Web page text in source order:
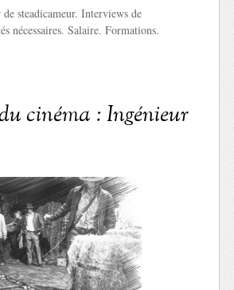
steadicameur. Interviews de
nécessaires. Salaire. Formations.
cinéma : Ingénieur